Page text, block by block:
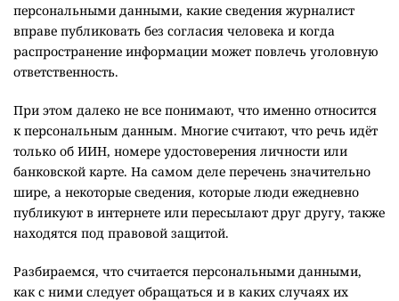
персональными данными, какие сведения журналист
вправе публиковать без согласия человека и когда
распространение информации может повлечь уголовную
ответственность.
При этом далеко не все понимают, что именно относится
к персональным данным. Многие считают, что речь идёт
только об ИИН, номере удостоверения личности или
банковской карте. На самом деле перечень значительно
шире, а некоторые сведения, которые люди ежедневно
публикуют в интернете или пересылают друг другу, также
находятся под правовой защитой.
Разбираемся, что считается персональными данными,
как с ними следует обращаться и в каких случаях их